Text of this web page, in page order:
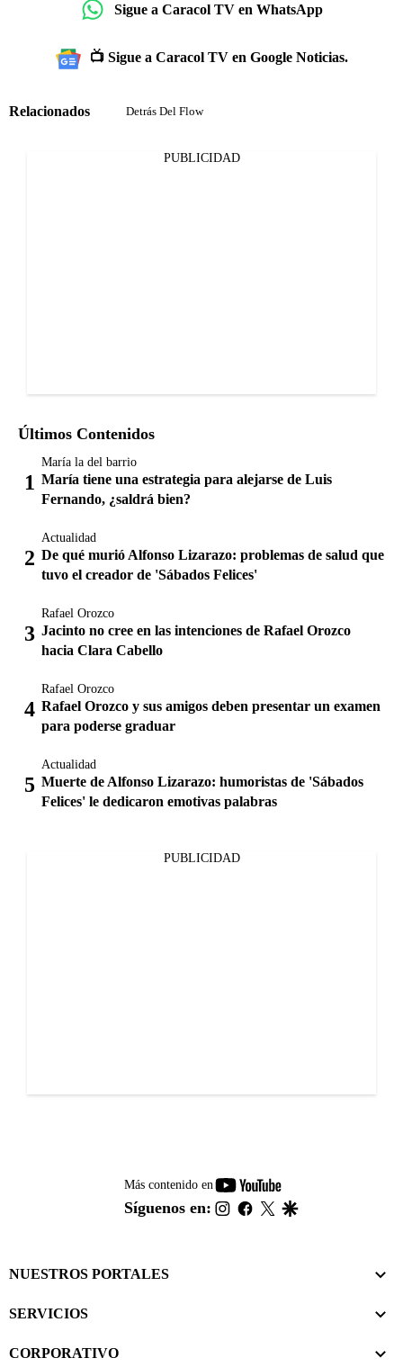
Sigue a Caracol TV en WhatsApp
📺 Sigue a Caracol TV en Google Noticias.
Relacionados Detrás Del Flow
PUBLICIDAD
Últimos Contenidos
María la del barrio
María tiene una estrategia para alejarse de Luis
Fernando, ¿saldrá bien?
Actualidad
De qué murió Alfonso Lizarazo: problemas de salud que
tuvo el creador de 'Sábados Felices'
Rafael Orozco
Jacinto no cree en las intenciones de Rafael Orozco
hacia Clara Cabello
Rafael Orozco
Rafael Orozco y sus amigos deben presentar un examen
para poderse graduar
Actualidad
Muerte de Alfonso Lizarazo: humoristas de 'Sábados
Felices' le dedicaron emotivas palabras
PUBLICIDAD
Más contenido en
youtube-
footer
Síguenos en: instagram
facebook
twitter
NUESTROS PORTALES
SERVICIOS
CORPORATIVO